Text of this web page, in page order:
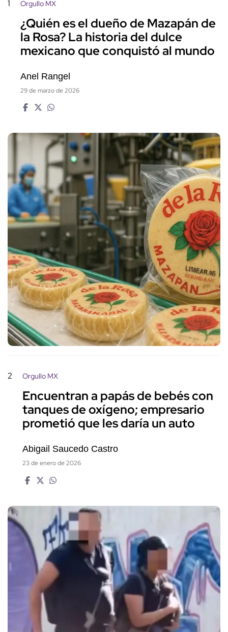
1 Orgullo MX
¿Quién es el dueño de Mazapán de
la Rosa? La historia del dulce
mexicano que conquistó al mundo
Anel Rangel
29 de marzo de 2026
2 Orgullo MX
Encuentran a papás de bebés con
tanques de oxígeno; empresario
prometió que les daría un auto
Abigail Saucedo Castro
23 de enero de 2026